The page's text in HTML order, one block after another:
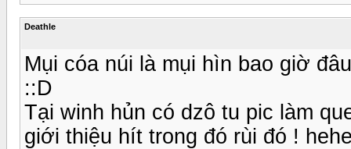
Deathle
Mụi cóa núi là mụi hìn bao giờ
::D
Tại winh hủn có dzô tu pic làm
giới thiệu hít trong đó rùi đó !